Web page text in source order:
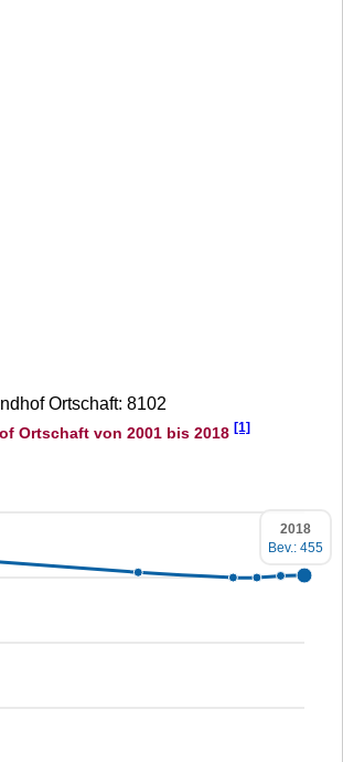
Ortschaft: 8102
Ortschaft von 2001 bis 2018 [1]
2018
Bev.: 455